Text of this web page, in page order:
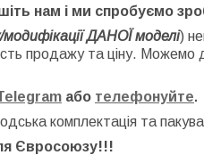
нам і ми спробуємо
модифікації ДАНОЇ моделі)
продажу та ціну. Можемо
або телефонуйте.
комплектація та
Євросоюзу!!!